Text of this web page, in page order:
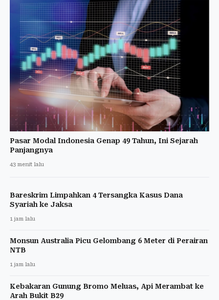
Pasar Modal Indonesia Genap 49 Tahun, Ini Sejarah
Panjangnya
43 menit lalu
Bareskrim Limpahkan 4 Tersangka Kasus Dana
Syariah ke Jaksa
1 jam lalu
Monsun Australia Picu Gelombang 6 Meter di Perairan
NTB
1 jam lalu
Kebakaran Gunung Bromo Meluas, Api Merambat ke
Arah Bukit B29